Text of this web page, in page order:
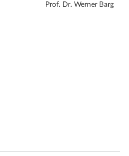
Prof. Dr. Werner Barg